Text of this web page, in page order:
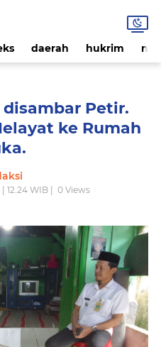
daerah hukrim
Petir.
ke Rumah
12.24 WIB | 0Views